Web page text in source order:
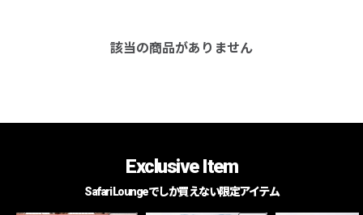
該当の商品がありません
Exclusive Item
Safari Loungeでしか買えない限定アイテム